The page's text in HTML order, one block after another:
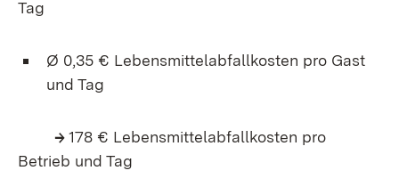
Tag
Ø 0,35 € Lebensmittelabfallkosten pro Gast
und Tag
→178 € Lebensmittelabfallkosten pro
Betrieb und Tag